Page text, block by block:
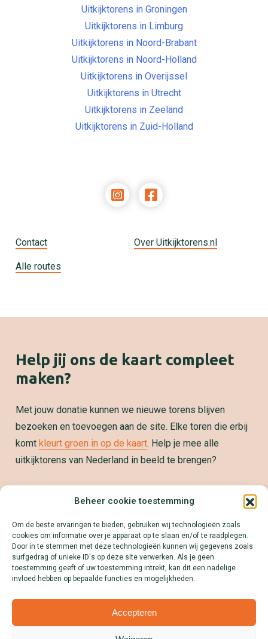
Beheer cookie toestemming
Om de beste ervaringen te bieden, gebruiken wij technologieën zoals
cookies om informatie over je apparaat op te slaan en/of te raadplegen.
Door in te stemmen met deze technologieën kunnen wij gegevens zoals
surfgedrag of unieke ID's op deze site verwerken. Als je geen
toestemming geeft of uw toestemming intrekt, kan dit een nadelige
invloed hebben op bepaalde functies en mogelijkheden.
Accepteren
Contact Over Uitkijktorens.nl
Alle routes
Uitkijktorens in Groningen
Uitkijktorens in Limburg
Uitkijktorens in Noord-Brabant
Uitkijktorens in Noord-Holland
Uitkijktorens in Overijssel
Uitkijktorens in Utrecht
Uitkijktorens in Zeeland
Uitkijktorens in Zuid-Holland
Help jij ons de kaart compleet
maken?
Met jouw donatie kunnen we nieuwe torens blijven
bezoeken en toevoegen aan de site. Elke toren die erbij
komt kleurt groen in op de kaart. Help je mee alle
uitkijktorens van Nederland in beeld te brengen?
Samenwerken?
kaart! Download onze Mediakit en ontdek alle
mogelijkheden.
Lees meer